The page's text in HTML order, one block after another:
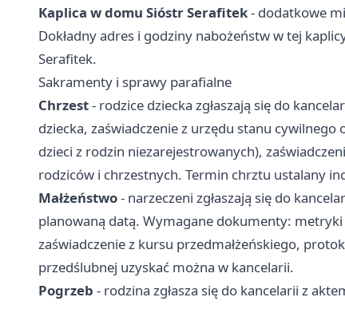
Kaplica w domu Sióstr Serafitek- dodatkowe
Dokładny adres i godziny nabożeństw w tej
Serafitek.
Sakramenty i sprawy parafialne
Chrzest- rodzice dziecka zgłaszają się do
dziecka, zaświadczenie z urzędu stanu
dzieci z rodzin niezarejestrowanych),
rodziców i chrzestnych. Termin chrztu ustalany
Małżeństwo- narzeczeni zgłaszają się do
planowaną datą. Wymagane dokumenty:
zaświadczenie z kursu przedmałżeńskiego,
przedślubnej uzyskać można w kancelarii.
Pogrzeb - rodzina zgłasza się do kancelarii z